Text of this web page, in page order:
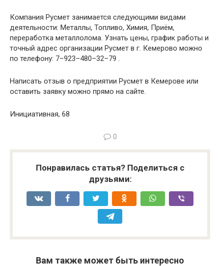
Компания Русмет занимается следующими видами
деятельности: Металлы, Топливо, Химия, Приём,
переработка металлолома. Узнать цены, график работы и
точный адрес организации Русмет в г. Кемерово можно
по телефону: 7–923–480–32–79 .
Написать отзыв о предприятии Русмет в Кемерове или
оставить заявку можно прямо на сайте.
Инициативная, 68
0
Понравилась статья? Поделиться с
друзьями:
Вам также может быть интересно